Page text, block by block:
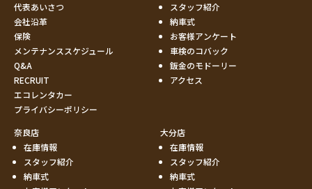
代表あいさつ
会社沿革
保険
メンテナンススケジュール
Q&A
RECRUIT
エコレンタカー
プライバシーポリシー
スタッフ紹介
納車式
お客様アンケート
車検のコバック
鈑金のモドーリー
アクセス
奈良店
在庫情報
スタッフ紹介
納車式
大分店
在庫情報
スタッフ紹介
納車式